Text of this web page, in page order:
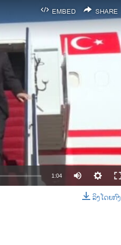
EMBED SHARE
SHARE
1:04
ລິງໂດຍກົງ